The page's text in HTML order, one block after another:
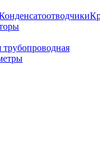
трубопроводная